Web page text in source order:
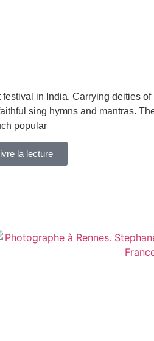
in India. Carrying deities
sing hymns and mantras.
popular
la lecture